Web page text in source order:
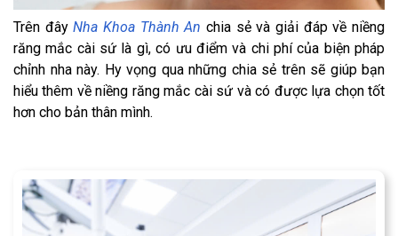
Trên đâyNha Khoa Thành An chia sẻ và giải đáp về niềng
răng mắc cài sứ là gì, có ưu điểm và chi phí của biện pháp
chỉnh nha này. Hy vọng qua những chia sẻ trên sẽ giúp bạn
hiểu thêm về niềng răng mắc cài sứ và có được lựa chọn tốt
hơn cho bản thân mình.